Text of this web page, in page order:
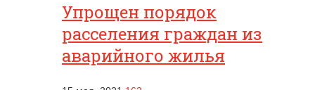
Упрощен порядок
расселения граждан из
аварийного жилья